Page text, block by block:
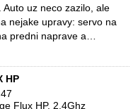
Auto uz neco zazilo, ale
nejake upravy: servo na
predni naprave a…
HP
Flux HP. 2,4Ghz